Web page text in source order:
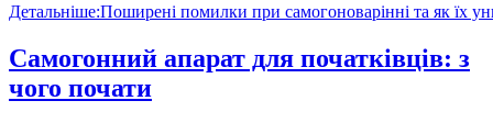
Детальніше:Поширені помилки при самогоноварінні та як їх
Самогонний апарат для початківців: з
чого почати